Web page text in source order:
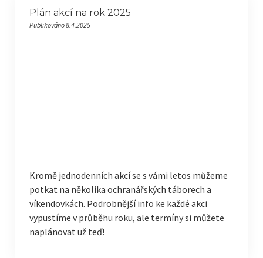
Plán akcí na rok 2025
Publikováno 8.4.2025
Kromě jednodenních akcí se s vámi letos můžeme
potkat na několika ochranářských táborech a
víkendovkách. Podrobnější info ke každé akci
vypustíme v průběhu roku, ale termíny si můžete
naplánovat už teď!